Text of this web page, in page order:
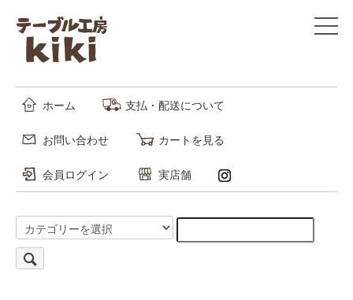
ホーム 支払・配送について
お問い合わせ カートを見る
会員ログイン 実店舗